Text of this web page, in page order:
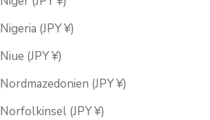
Nigeria (JPY ¥)
Niue (JPY ¥)
Nordmazedonien (JPY ¥)
Norfolkinsel (JPY ¥)